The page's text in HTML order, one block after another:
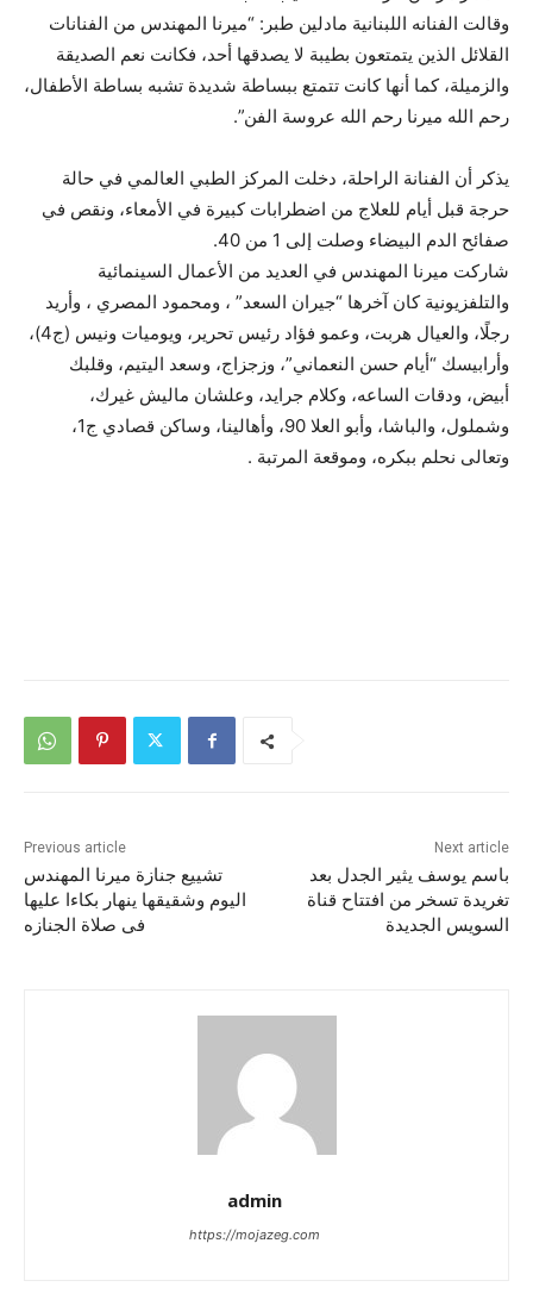
وقالت الفنانه اللبنانية مادلين طبر: “ميرنا المهندس من الفنانات
القلائل الذين يتمتعون بطيبة لا يصدقها أحد، فكانت نعم الصديقة
والزميلة، كما أنها كانت تتمتع ببساطة شديدة تشبه بساطة الأطفال،
رحم الله ميرنا رحم الله عروسة الفن”.
يذكر أن الفنانة الراحلة، دخلت المركز الطبي العالمي في حالة
حرجة قبل أيام للعلاج من اضطرابات كبيرة في الأمعاء، ونقص في
صفائح الدم البيضاء وصلت إلى 1 من 40.
شاركت ميرنا المهندس في العديد من الأعمال السينمائية
والتلفزيونية كان آخرها “جيران السعد” ، ومحمود المصري ، وأريد
رجلًا، والعيال هربت، وعمو فؤاد رئيس تحرير، ويوميات ونيس (ج4)،
وأرابيسك “أيام حسن النعماني”، وزجزاج، وسعد اليتيم، وقلبك
أبيض، ودقات الساعه، وكلام جرايد، وعلشان ماليش غيرك،
وشملول، والباشا، وأبو العلا 90، وأهالينا، وساكن قصادي ج1،
وتعالى نحلم ببكره، وموقعة المرتبة .
Previous article
تشييع جنازة ميرنا المهندس
اليوم وشقيقها ينهار بكاءا عليها
فى صلاة الجنازه
Next article
باسم يوسف يثير الجدل بعد
تغريدة تسخر من افتتاح قناة
السويس الجديدة
admin
https://mojazeg.com